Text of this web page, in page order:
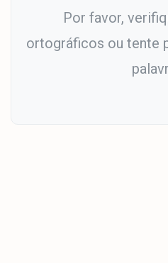
Por favor,
ortográficos ou tente